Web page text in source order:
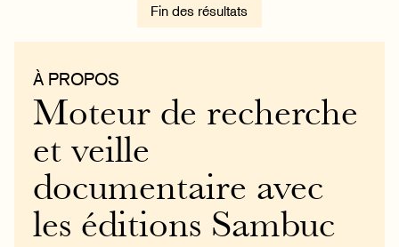
Fin des résultats
À PROPOS
Moteur de recherche
et veille
documentaire avec
les éditions Sambuc